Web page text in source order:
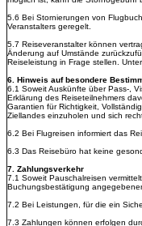
5.6 Bei Stornierungen von
Veranstalters geregelt.
5.7 Reiseveranstalter können
Änderung auf Umstände
Reiseleistung in Frage stellen.
6. Hinweis auf besondere
6.1 Soweit Auskünfte über Pass-,
Erklärung des Reiseteilnehmers
Garantien für Richtigkeit,
Ziellandes einzuholen und sich
6.2 Bei Flugreisen informiert das
6.3 Das Reisebüro hat keine
7. Zahlungsverkehr
7.1 Soweit Pauschalreisen
Buchungsbestätigung
7.2 Bei Leistungen, für die ein
7.3 Zahlungen können erfolgen